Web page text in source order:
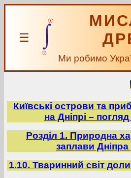
☰
Ми робимо
Київські острови та
на Дніпрі – погляд
Розділ 1. Природна
заплави Дніпра
1.10. Тваринний світ